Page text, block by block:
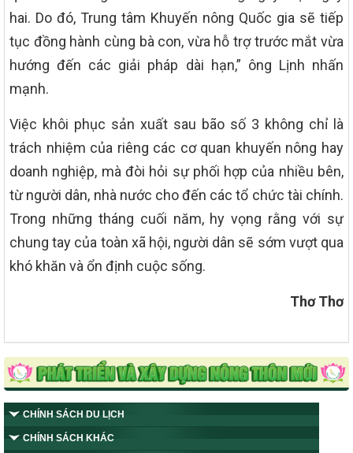
hai. Do đó, Trung tâm Khuyến nông Quốc gia sẽ tiếp
tục đồng hành cùng bà con, vừa hỗ trợ trước mắt vừa
hướng đến các giải pháp dài hạn,” ông Lịnh nhấn
mạnh.
Việc khôi phục sản xuất sau bão số 3 không chỉ là
trách nhiệm của riêng các cơ quan khuyến nông hay
doanh nghiệp, mà đòi hỏi sự phối hợp của nhiều bên,
từ người dân, nhà nước cho đến các tổ chức tài chính.
Trong những tháng cuối năm, hy vọng rằng với sự
chung tay của toàn xã hội, người dân sẽ sớm vượt qua
khó khăn và ổn định cuộc sống.
Thơ Thơ
CHÍNH SÁCH DU LỊCH
CHÍNH SÁCH KHÁC